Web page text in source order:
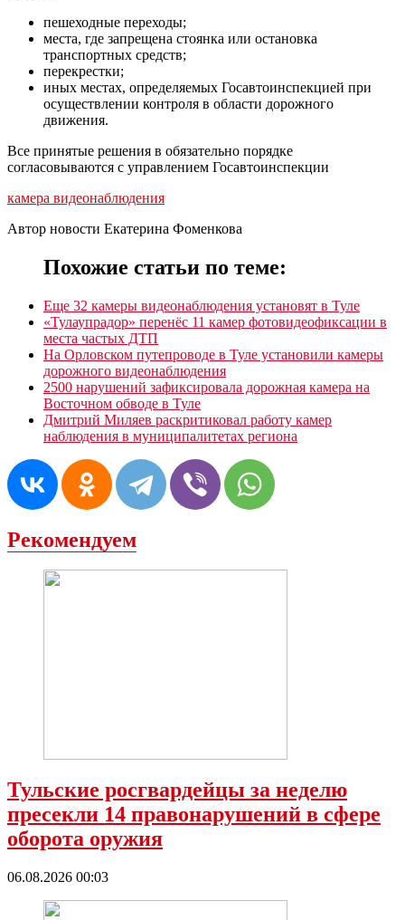
пешеходные переходы;
места, где запрещена стоянка или остановка
транспортных средств;
перекрестки;
иных местах, определяемых Госавтоинспекцией при
осуществлении контроля в области дорожного
движения.
Все принятые решения в обязательно порядке
согласовываются с управлением Госавтоинспекции
камера видеонаблюдения
Автор новости Екатерина Фоменкова
Похожие статьи по теме:
Еще 32 камеры видеонаблюдения установят в Туле
«Тулаупрадор» перенёс 11 камер фотовидеофиксации в
места частых ДТП
На Орловском путепроводе в Туле установили камеры
дорожного видеонаблюдения
2500 нарушений зафиксировала дорожная камера на
Восточном обводе в Туле
Дмитрий Миляев раскритиковал работу камер
наблюдения в муниципалитетах региона
Рекомендуем
Тульские росгвардейцы за неделю
пресекли 14 правонарушений в сфере
оборота оружия
06.08.2026 00:03